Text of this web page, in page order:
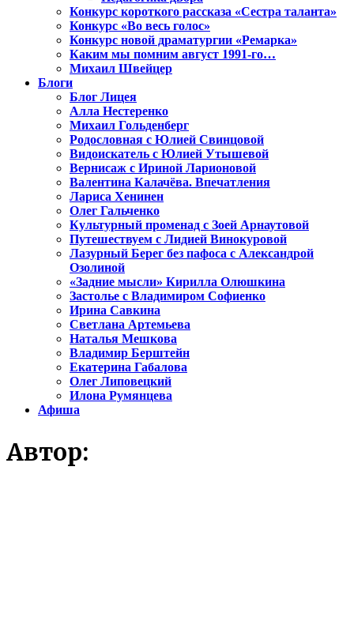
Конкурс короткого рассказа «Сестра таланта»
Конкурс «Во весь голос»
Конкурс новой драматургии «Ремарка»
Каким мы помним август 1991-го…
Михаил Швейцер
Блоги
Блог Лицея
Алла Нестеренко
Михаил Гольденберг
Родословная с Юлией Свинцовой
Видоискатель с Юлией Утышевой
Вернисаж с Ириной Ларионовой
Валентина Калачёва. Впечатления
Лариса Хенинен
Олег Гальченко
Культурный променад с Зоей Арнаутовой
Путешествуем с Лидией Винокуровой
Лазурный Берег без пафоса с Александрой
Озолиной
«Задние мысли» Кирилла Олюшкина
Застолье с Владимиром Софиенко
Ирина Савкина
Светлана Артемьева
Наталья Мешкова
Владимир Берштейн
Екатерина Габалова
Олег Липовецкий
Илона Румянцева
Афиша
Автор: